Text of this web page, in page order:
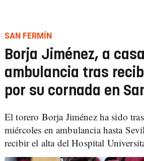
SAN FERMÍN
Borja Jiménez, a
ambulancia tras
por su cornada en
El torero Borja Jiménez ha sido
miércoles en ambulancia hasta
recibir el alta del Hospital